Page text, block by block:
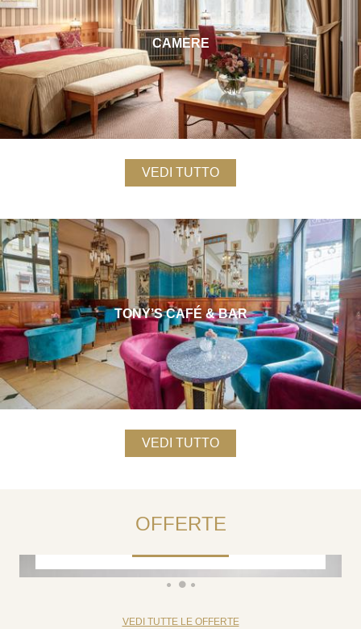
CAMERE
VEDI TUTTO
TONY’S CAFÉ & BAR
VEDI TUTTO
OFFERTE
FINO AL 25% - NON È RIMBORSABILE
VEDI TUTTE LE OFFERTE